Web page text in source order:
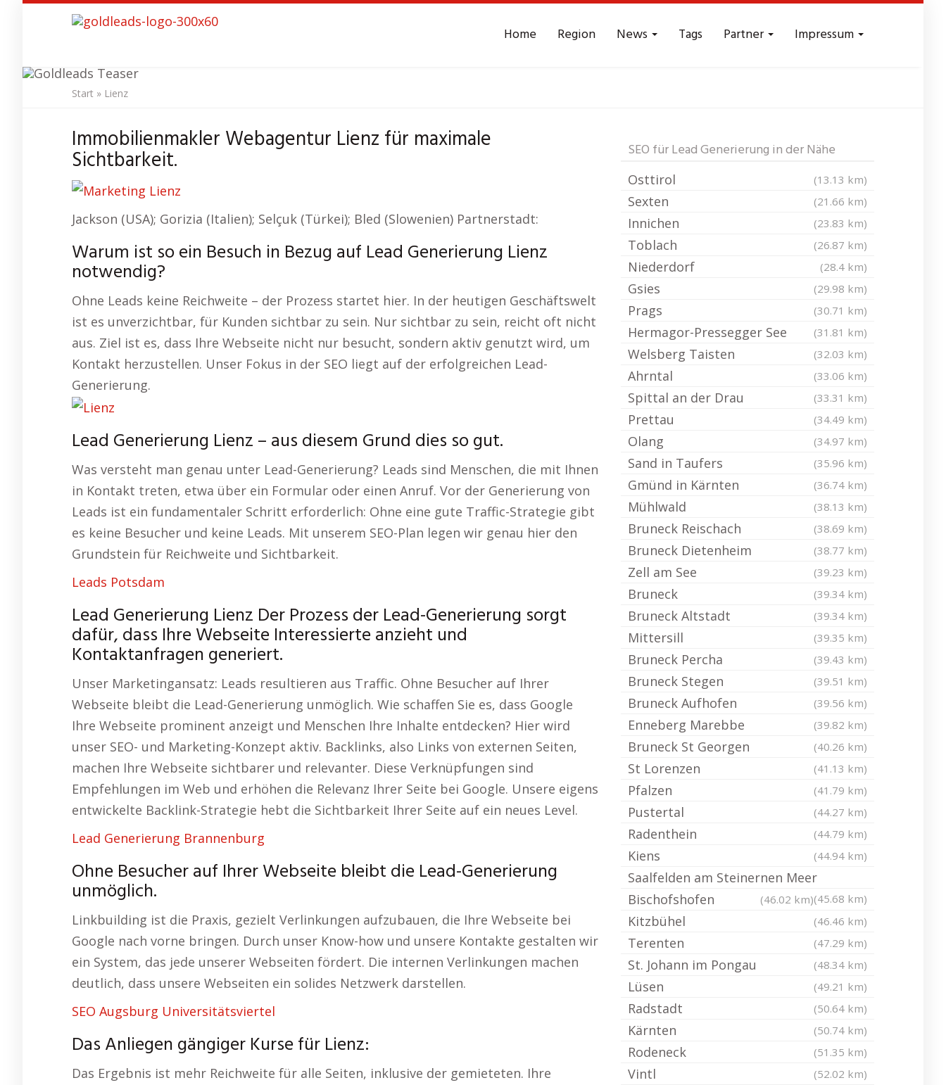
content
Home Region News Tags Partner Impressum
SEO Agentur Lienz Leads - Reichweite
Start » Lienz
Immobilienmakler Webagentur Lienz für maximale
Sichtbarkeit.
Jackson (USA); Gorizia (Italien); Selçuk (Türkei); Bled (Slowenien) Partnerstadt:
Warum ist so ein Besuch in Bezug auf Lead Generierung Lienz
notwendig?
Ohne Leads keine Reichweite – der Prozess startet hier. In der heutigen Geschäftswelt
ist es unverzichtbar, für Kunden sichtbar zu sein. Nur sichtbar zu sein, reicht oft nicht
aus. Ziel ist es, dass Ihre Webseite nicht nur besucht, sondern aktiv genutzt wird, um
Kontakt herzustellen. Unser Fokus in der SEO liegt auf der erfolgreichen Lead-
Generierung.
Lead Generierung Lienz – aus diesem Grund dies so gut.
Was versteht man genau unter Lead-Generierung? Leads sind Menschen, die mit Ihnen
in Kontakt treten, etwa über ein Formular oder einen Anruf. Vor der Generierung von
Leads ist ein fundamentaler Schritt erforderlich: Ohne eine gute Traffic-Strategie gibt
es keine Besucher und keine Leads. Mit unserem SEO-Plan legen wir genau hier den
Grundstein für Reichweite und Sichtbarkeit.
Leads Potsdam
Lead Generierung Lienz Der Prozess der Lead-Generierung sorgt
dafür, dass Ihre Webseite Interessierte anzieht und
Kontaktanfragen generiert.
Unser Marketingansatz: Leads resultieren aus Traffic. Ohne Besucher auf Ihrer
Webseite bleibt die Lead-Generierung unmöglich. Wie schaffen Sie es, dass Google
Ihre Webseite prominent anzeigt und Menschen Ihre Inhalte entdecken? Hier wird
unser SEO- und Marketing-Konzept aktiv. Backlinks, also Links von externen Seiten,
machen Ihre Webseite sichtbarer und relevanter. Diese Verknüpfungen sind
Empfehlungen im Web und erhöhen die Relevanz Ihrer Seite bei Google. Unsere eigens
entwickelte Backlink-Strategie hebt die Sichtbarkeit Ihrer Seite auf ein neues Level.
Lead Generierung Brannenburg
Ohne Besucher auf Ihrer Webseite bleibt die Lead-Generierung
unmöglich.
Linkbuilding ist die Praxis, gezielt Verlinkungen aufzubauen, die Ihre Webseite bei
Google nach vorne bringen. Durch unser Know-how und unsere Kontakte gestalten wir
ein System, das jede unserer Webseiten fördert. Die internen Verlinkungen machen
deutlich, dass unsere Webseiten ein solides Netzwerk darstellen.
SEO Augsburg Universitätsviertel
Das Anliegen gängiger Kurse für Lienz:
Das Ergebnis ist mehr Reichweite für alle Seiten, inklusive der gemieteten. Ihre
SEO für Lead Generierung in der Nähe
Osttirol (13.13 km)
Sexten (21.66 km)
Innichen (23.83 km)
Toblach (26.87 km)
Niederdorf (28.4 km)
Gsies (29.98 km)
Prags (30.71 km)
Hermagor-Pressegger See (31.81 km)
Welsberg Taisten (32.03 km)
Ahrntal (33.06 km)
Spittal an der Drau (33.31 km)
Prettau (34.49 km)
Olang (34.97 km)
Sand in Taufers (35.96 km)
Gmünd in Kärnten (36.74 km)
Mühlwald (38.13 km)
Bruneck Reischach (38.69 km)
Bruneck Dietenheim (38.77 km)
Zell am See (39.23 km)
Bruneck (39.34 km)
Bruneck Altstadt (39.34 km)
Mittersill (39.35 km)
Bruneck Percha (39.43 km)
Bruneck Stegen (39.51 km)
Bruneck Aufhofen (39.56 km)
Enneberg Marebbe (39.82 km)
Bruneck St Georgen (40.26 km)
St Lorenzen (41.13 km)
Pfalzen (41.79 km)
Pustertal (44.27 km)
Radenthein (44.79 km)
Kiens (44.94 km)
Saalfelden am Steinernen Meer
(45.68 km)
Bischofshofen (46.02 km)
Kitzbühel (46.46 km)
Terenten (47.29 km)
St. Johann im Pongau (48.34 km)
Lüsen (49.21 km)
Radstadt (50.64 km)
Kärnten (50.74 km)
Rodeneck (51.35 km)
Vintl (52.02 km)